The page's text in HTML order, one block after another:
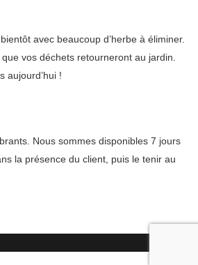
avec beaucoup d’herbe à éliminer.
vos déchets retourneront au jardin.
aujourd’hui !
Nous sommes disponibles 7 jours
la présence du client, puis le tenir au